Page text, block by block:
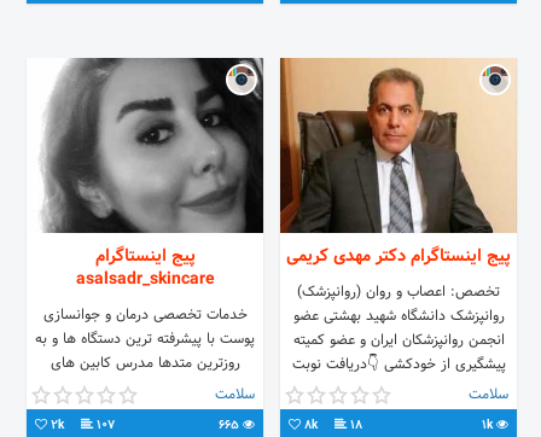
پیج اینستاگرام دکتر مهدی کریمی
تخصص: اعصاب و روان (روانپزشک)
روانپزشک دانشگاه شهید بهشتی عضو
انجمن روانپزشکان ایران و عضو کمیته
پیشگیری از خودکشی 👇دریافت نوبت
سلامت
1k
18
8k
پیج اینستاگرام
asalsadr_skincare
خدمات تخصصی درمان و جوانسازی
پوست با پیشرفته ترین دستگاه ها و به
روزترین متدها مدرس کابین های
درمانی پوست با ارائه مدرک معتبر
@elhaam__alofteh
سلامت
107
2k